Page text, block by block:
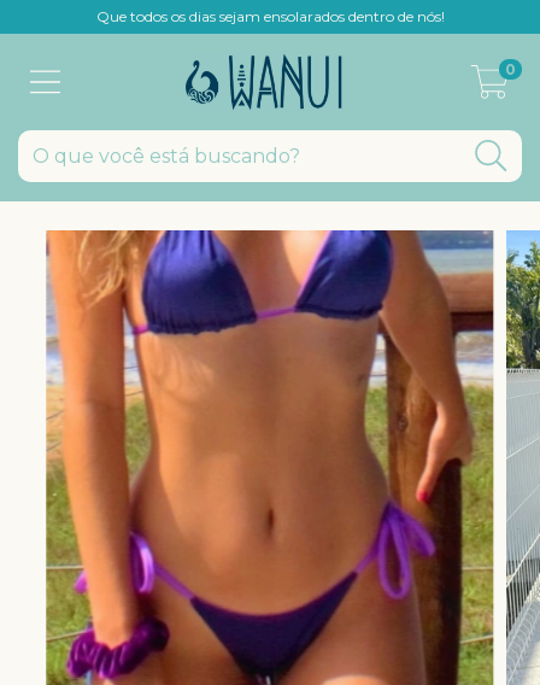
Que todos os dias sejam ensolarados dentro de nós!
0